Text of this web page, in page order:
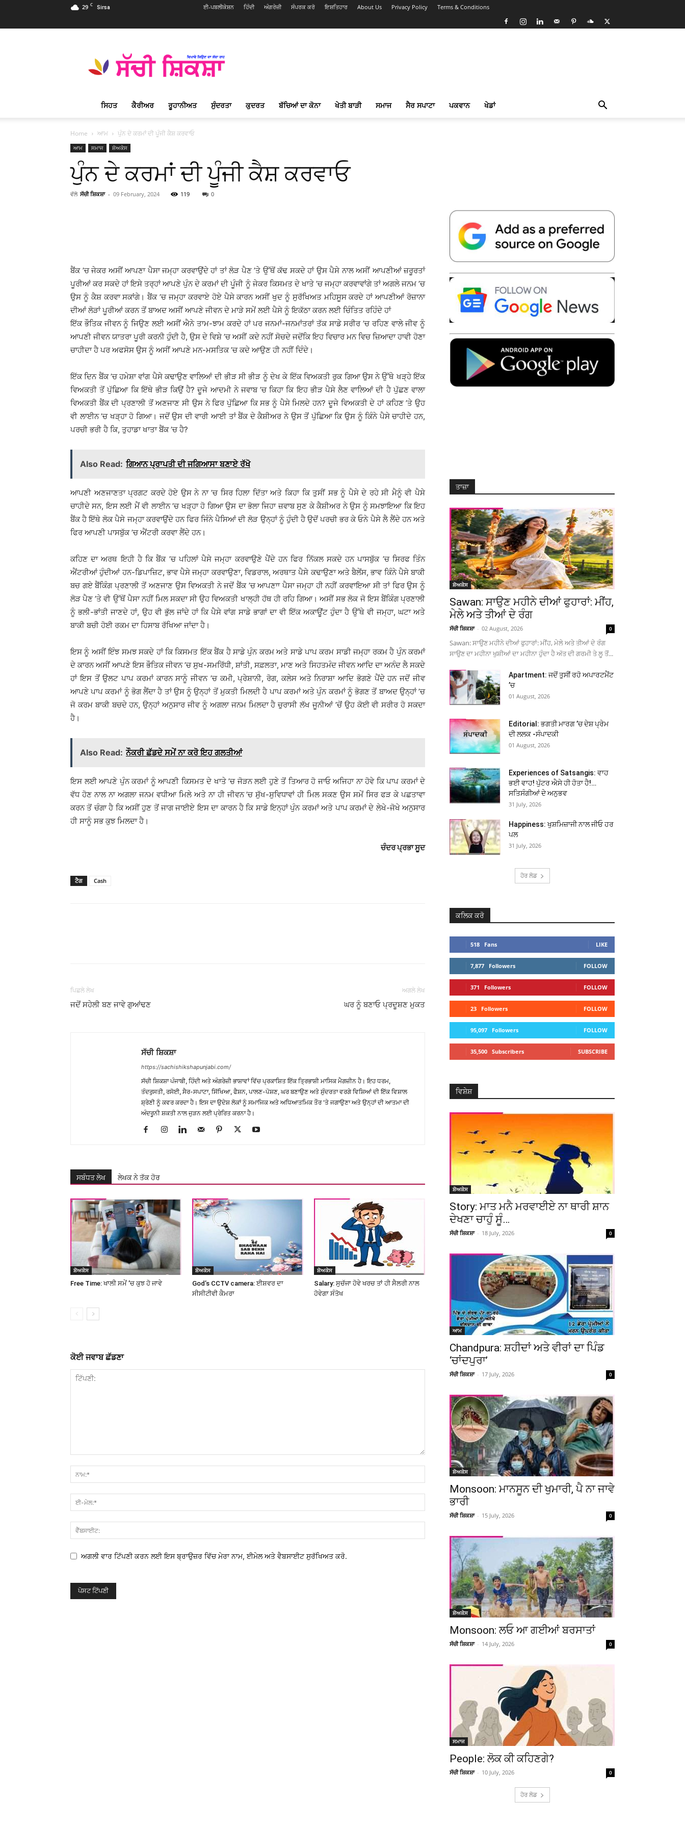
29 C Sirsa ਈ-ਪਬਲੀਕੇਸ਼ਨ ਹਿੰਦੀ ਅੰਗਰੇਜ਼ੀ ਸੰਪਰਕ ਕਰੋ ਇਸ਼ਤਿਹਾਰ About Us Privacy Policy Terms & Conditions
Shiksha
Punjabi
ਸ਼ਿਕਸ਼ਾ
ਪ੍ਰਸਿੱਧ
ਮੈਗਜ਼ੀਨ
ਸਿਹਤ ਕੈਰੀਅਰ ਰੂਹਾਨੀਅਤ ਸੁੰਦਰਤਾ ਕੁਦਰਤ ਬੱਚਿਆਂ ਦਾ ਕੋਨਾ ਖੇਤੀ ਬਾੜੀ ਸਮਾਜ ਸੈਰ ਸਪਾਟਾ ਪਕਵਾਨ ਖੇਡਾਂ
Home ਆਮ ਪੁੰਨ ਦੇ ਕਰਮਾਂ ਦੀ ਪੂੰਜੀ ਕੈਸ਼ ਕਰਵਾਓ
ਆਮ ਸਮਾਜ ਸ਼ੋਅਕੇਸ
ਪੁੰਨ ਦੇ ਕਰਮਾਂ ਦੀ ਪੂੰਜੀ ਕੈਸ਼ ਕਰਵਾਓ
ਵੱਲੋ ਸੱਚੀ ਸ਼ਿਕਸ਼ਾ - 09 February, 2024 119 0
Telegram Copy URL
ਬੈਂਕ ’ਚ ਜੇਕਰ ਅਸੀਂ ਆਪਣਾ ਪੈਸਾ ਜਮ੍ਹਾ ਕਰਵਾਉਂਦੇ ਹਾਂ ਤਾਂ ਲੋੜ ਪੈਣ ’ਤੇ ਉੱਥੋਂ ਕੱਢ ਸਕਦੇ ਹਾਂ ਉਸ ਪੈਸੇ ਨਾਲ ਅਸੀਂ ਆਪਣੀਆਂ ਜ਼ਰੂਰਤਾਂ
ਪੂਰੀਆਂ ਕਰ ਸਕਦੇ ਹਾਂ ਇਸੇ ਤਰ੍ਹਾਂ ਆਪਣੇ ਪੁੰਨ ਦੇ ਕਰਮਾਂ ਦੀ ਪੂੰਜੀ ਨੂੰ ਜੇਕਰ ਕਿਸਮਤ ਦੇ ਖਾਤੇ ’ਚ ਜਮ੍ਹਾ ਕਰਵਾਵਾਂਗੇ ਤਾਂ ਅਗਲੇ ਜਨਮ ’ਚ
ਉਸ ਨੂੰ ਕੈਸ਼ ਕਰਵਾ ਸਕਾਂਗੇ। ਬੈਂਕ ’ਚ ਜਮ੍ਹਾ ਕਰਵਾਏ ਹੋਏ ਪੈਸੇ ਕਾਰਨ ਅਸੀਂ ਖੁਦ ਨੂੰ ਸੁਰੱਖਿਅਤ ਮਹਿਸੂਸ ਕਰਦੇ ਹਾਂ ਆਪਣੀਆਂ ਰੋਜ਼ਾਨਾ
ਦੀਆਂ ਲੋੜਾਂ ਪੂਰੀਆਂ ਕਰਨ ਤੋਂ ਬਾਅਦ ਅਸੀਂ ਆਪਣੇ ਜੀਵਨ ਦੇ ਮਾੜੇ ਸਮੇਂ ਲਈ ਪੈਸੇ ਨੂੰ ਇਕੱਠਾ ਕਰਨ ਲਈ ਚਿੰਤਿਤ ਰਹਿੰਦੇ ਹਾਂ
ਇੱਕ ਭੌਤਿਕ ਜੀਵਨ ਨੂੰ ਜਿਉਣ ਲਈ ਅਸੀਂ ਐਨੇ ਤਾਮ-ਝਾਮ ਕਰਦੇ ਹਾਂ ਪਰ ਜਨਮਾਂ-ਜਨਮਾਂਤਰਾਂ ਤੱਕ ਸਾਡੇ ਸਰੀਰ ’ਚ ਰਹਿਣ ਵਾਲੇ ਜੀਵ ਨੂੰ
ਆਪਣੀ ਜੀਵਨ ਯਾਤਰਾ ਪੂਰੀ ਕਰਨੀ ਹੁੰਦੀ ਹੈ, ਉਸ ਦੇ ਵਿਸ਼ੇ ’ਚ ਅਸੀਂ ਕਦੇ ਨਹੀਂ ਸੋਚਦੇ ਜਦੋਂਕਿ ਇਹ ਵਿਚਾਰ ਮਨ ਵਿਚ ਜ਼ਿਆਦਾ ਹਾਵੀ ਹੋਣਾ
ਚਾਹੀਦਾ ਹੈ ਪਰ ਅਫਸੋਸ ਉਸ ਨੂੰ ਅਸੀਂ ਆਪਣੇ ਮਨ-ਮਸਤਿਕ ’ਚ ਕਦੇ ਆਉਣ ਹੀ ਨਹੀਂ ਦਿੰਦੇ।
ਇੱਕ ਦਿਨ ਬੈਂਕ ’ਚ ਹਮੇਸ਼ਾ ਵਾਂਗ ਪੈਸੇ ਕਢਾਉਣ ਵਾਲਿਆਂ ਦੀ ਭੀੜ ਸੀ ਭੀੜ ਨੂੰ ਦੇਖ ਕੇ ਇੱਕ ਵਿਅਕਤੀ ਰੁਕ ਗਿਆ ਉਸ ਨੇ ਉੱਥੇ ਖੜ੍ਹੇ ਇੱਕ
ਵਿਅਕਤੀ ਤੋਂ ਪੁੱਛਿਆ ਕਿ ਇੱਥੇ ਭੀੜ ਕਿਉਂ ਹੈ? ਦੂਜੇ ਆਦਮੀ ਨੇ ਜਵਾਬ ’ਚ ਕਿਹਾ ਕਿ ਇਹ ਭੀੜ ਪੈਸੇ ਲੈਣ ਵਾਲਿਆਂ ਦੀ ਹੈ ਪੁੱਛਣ ਵਾਲਾ
ਵਿਅਕਤੀ ਬੈਂਕ ਦੀ ਪ੍ਰਣਾਲੀ ਤੋਂ ਅਣਜਾਣ ਸੀ ਉਸ ਨੇ ਫਿਰ ਪੁੱਛਿਆ ਕਿ ਸਭ ਨੂੰ ਪੈਸੇ ਮਿਲਦੇ ਹਨ? ਦੂਜੇ ਵਿਅਕਤੀ ਦੇ ਹਾਂ ਕਹਿਣ ’ਤੇ ਉਹ
ਵੀ ਲਾਈਨ ’ਚ ਖੜ੍ਹਾ ਹੋ ਗਿਆ। ਜਦੋਂ ਉਸ ਦੀ ਵਾਰੀ ਆਈ ਤਾਂ ਬੈਂਕ ਦੇ ਕੈਸ਼ੀਅਰ ਨੇ ਉਸ ਤੋਂ ਪੁੱਛਿਆ ਕਿ ਉਸ ਨੂੰ ਕਿੰਨੇ ਪੈਸੇ ਚਾਹੀਦੇ ਹਨ,
ਪਰਚੀ ਭਰੀ ਹੈ ਕਿ, ਤੁਹਾਡਾ ਖਾਤਾ ਬੈਂਕ ’ਚ ਹੈ?
Also Read: ਗਿਆਨ ਪ੍ਰਾਪਤੀ ਦੀ ਜਗਿਆਸਾ ਬਣਾਏ ਰੱਖੋ
ਆਪਣੀ ਅਣਜਾਣਤਾ ਪ੍ਰਗਟ ਕਰਦੇ ਹੋਏ ਉਸ ਨੇ ਨਾ ’ਚ ਸਿਰ ਹਿਲਾ ਦਿੱਤਾ ਅਤੇ ਕਿਹਾ ਕਿ ਤੁਸੀਂ ਸਭ ਨੂੰ ਪੈਸੇ ਦੇ ਰਹੇ ਸੀ ਮੈਨੂੰ ਵੀ ਪੈਸੇ
ਚਾਹੀਦੇ ਸਨ, ਇਸ ਲਈ ਮੈਂ ਵੀ ਲਾਈਨ ’ਚ ਖੜ੍ਹਾ ਹੋ ਗਿਆ ਉਸ ਦਾ ਭੋਲਾ ਜਿਹਾ ਜ਼ਵਾਬ ਸੁਣ ਕੇ ਕੈਸ਼ੀਅਰ ਨੇ ਉਸ ਨੂੰ ਸਮਝਾਇਆ ਕਿ ਇਹ
ਬੈਂਕ ਹੈ ਇੱਥੇ ਲੋਕ ਪੈਸੇ ਜਮ੍ਹਾ ਕਰਵਾਉਂਦੇ ਹਨ ਫਿਰ ਜਿੰਨੇ ਪੈਸਿਆਂ ਦੀ ਲੋੜ ਉਨ੍ਹਾਂ ਨੂੰ ਹੁੰਦੀ ਹੈ ਉਦੋਂ ਪਰਚੀ ਭਰ ਕੇ ਓਨੇ ਪੈਸੇ ਲੈ ਲੈਂਦੇ ਹਨ ਅਤੇ
ਫਿਰ ਆਪਣੀ ਪਾਸਬੁੱਕ ’ਚ ਐਂਟਰੀ ਕਰਵਾ ਲੈਂਦੇ ਹਨ।
ਕਹਿਣ ਦਾ ਅਰਥ ਇਹੀ ਹੈ ਕਿ ਬੈਂਕ ’ਚ ਪਹਿਲਾਂ ਪੈਸੇ ਜਮ੍ਹਾ ਕਰਵਾਉਣੇ ਪੈਂਦੇ ਹਨ ਫਿਰ ਨਿੱਕਲ ਸਕਦੇ ਹਨ ਪਾਸਬੁੱਕ ’ਚ ਸਿਰਫ ਤਿੰਨ
ਐਂਟਰੀਆਂ ਹੁੰਦੀਆਂ ਹਨ-ਡਿਪਾਜ਼ਿਟ, ਭਾਵ ਪੈਸੇ ਜਮ੍ਹਾ ਕਰਵਾਉਣਾ, ਵਿਡਰਾਲ, ਅਰਥਾਤ ਪੈਸੇ ਕਢਾਉਣਾ ਅਤੇ ਬੈਲੇਂਸ, ਭਾਵ ਕਿੰਨੇ ਪੈਸੇ ਬਾਕੀ
ਬਚ ਗਏ ਬੈਂਕਿੰਗ ਪ੍ਰਣਾਲੀ ਤੋਂ ਅਣਜਾਣ ਉਸ ਵਿਅਕਤੀ ਨੇ ਜਦੋਂ ਬੈਂਕ ’ਚ ਆਪਣਾਾ ਪੈਸਾ ਜਮ੍ਹਾ ਹੀ ਨਹੀਂ ਕਰਵਾਇਆ ਸੀ ਤਾਂ ਫਿਰ ਉਸ ਨੂੰ
ਲੋੜ ਪੈਣ ’ਤੇ ਵੀ ਉੱਥੋਂ ਪੈਸਾ ਨਹੀਂ ਮਿਲ ਸਕਦਾ ਸੀ ਉਹ ਵਿਅਕਤੀ ਖਾਲ੍ਹੀ ਹੱਥ ਹੀ ਰਹਿ ਗਿਆ। ਅਸੀਂ ਸਭ ਲੋਕ ਜੋ ਇਸ ਬੈਂਕਿੰਗ ਪ੍ਰਣਾਲੀ
ਨੂੰ ਭਲੀ-ਭਾਂਤੀ ਜਾਣਦੇ ਹਾਂ, ਉਹ ਵੀ ਭੁੱਲ ਜਾਂਦੇ ਹਾਂ ਕਿ ਪੈਸੇ ਵਾਂਗ ਸਾਡੇ ਭਾਗਾਂ ਦਾ ਵੀ ਇੱਕ ਅਕਾਊਂਟ ਹੁੰਦਾ ਹੈ ਉੱਥੇ ਵੀ ਜਮ੍ਹਾ, ਘਟਾ ਅਤੇ
ਬਾਕੀ ਬਚੀ ਹੋਈ ਰਕਮ ਦਾ ਹਿਸਾਬ ਰੱਖਿਆ ਜਾਂਦਾ ਹੈ।
ਇਸ ਨੂੰ ਅਸੀਂ ਇੰਝ ਸਮਝ ਸਕਦੇ ਹਾਂ ਕਿ ਕਿਸਮਤ ਇੱਕ ਬੈਂਕ ਹੈ ਸਾਡੇ ਪੁੰਨ ਕਰਮ ਅਤੇ ਸਾਡੇ ਪਾਪ ਕਰਮ ਸਾਡੀ ਜਮ੍ਹਾ ਰਕਮ ਹੈ ਪੁੰਨ ਕਰਮਾਂ
ਦੇ ਕਾਰਨ ਅਸੀਂ ਆਪਣੇ ਇਸ ਭੌਤਿਕ ਜੀਵਨ ’ਚ ਸੁਖ-ਸਮਰਿੱਧੀ, ਸ਼ਾਂਤੀ, ਸਫ਼ਲਤਾ, ਮਾਣ ਅਤੇ ਸਿਹਤਮੰਦ ਜੀਵਨ ਆਦਿ ਦਾ ਅਨੰਦ ਲੈ ਸਕਦੇ
ਹਾਂ ਇਸ ਤੋਂ ਉਲਟ ਪਾਪ ਕਰਮਾਂ ਕਾਰਨ ਸਾਨੂੰ ਜੀਵਨ ’ਚ ਕਮੀ, ਪ੍ਰੇਸ਼ਾਨੀ, ਰੋਗ, ਕਲੇਸ ਅਤੇ ਨਿਰਾਸ਼ਾ ਆਦਿ ਭੋਗਣੇ ਪੈਂਦੇ ਹਨ ਜਦੋਂ ਜੀਵ
ਆਪਣੇ ਪਾਪ ਕਰਮਾਂ ਨੂੰ ਭੋਗ ਲੈਂਦਾ ਹੈ ਤਾਂ ਉਸ ਨੂੰ ਉਨ੍ਹਾਂ ਤੋਂ ਮੁਕਤੀ ਮਿਲਦੀ ਹੈ ਪਾਪ ਕਰਮਾਂ ਅਤੇ ਪੁੰਨ ਕਰਮਾਂ ਨੂੰ ਭੋਗਣ ਤੋਂ ਬਾਅਦ ਉਨ੍ਹਾਂ ’ਚ
ਜੋ ਕਰਮ ਬਾਕੀ ਬਚਦੇ ਹਨ, ਉਨ੍ਹਾਂ ਅਨੁਸਾਰ ਜੀਵ ਨੂੰ ਅਗਲਾ ਜਨਮ ਮਿਲਦਾ ਹੈ ਚੁਰਾਸੀ ਲੱਖ ਜੂਨੀਆਂ ’ਚੋਂ ਉਹ ਕੋਈ ਵੀ ਸਰੀਰ ਹੋ ਸਕਦਾ
ਹੈ।
Also Read: ਨੌਕਰੀ ਛੱਡਦੇ ਸਮੇਂ ਨਾ ਕਰੋ ਇਹ ਗਲਤੀਆਂ
ਇਸ ਲਈ ਆਪਣੇ ਪੁੰਨ ਕਰਮਾਂ ਨੂੰ ਆਪਣੀ ਕਿਸਮਤ ਦੇ ਖਾਤੇ ’ਚ ਜੋੜਨ ਲਈ ਹੁਣੇ ਤੋਂ ਤਿਆਰ ਹੋ ਜਾਓ ਅਜਿਹਾ ਨਾ ਹੋਵੇ ਕਿ ਪਾਪ ਕਰਮਾਂ ਦੇ
ਵੱਧ ਹੋਣ ਨਾਲ ਨਾ ਅਗਲਾ ਜਨਮ ਵਧੀਆ ਮਿਲੇ ਅਤੇ ਨਾ ਹੀ ਜੀਵਨ ’ਚ ਸੁੱਖ-ਸੁਵਿਧਾਵਾਂ ਹੀ ਮਿਲ ਸਕਣ ਉਸ ਸਮੇਂ ਸਿਰ ਫੜ ਕੇ ਪਛਤਾਵਾ
ਕਰਨ ਤੋਂ ਚੰਗਾ ਹੈ ਕਿ ਅਸੀਂ ਹੁਣ ਤੋਂ ਜਾਗ ਜਾਈਏ ਇਸ ਦਾ ਕਾਰਨ ਹੈ ਕਿ ਸਾਡੇ ਇਨ੍ਹਾਂ ਪੁੰਨ ਕਰਮਾਂ ਅਤੇ ਪਾਪ ਕਰਮਾਂ ਦੇ ਲੇਖੇ-ਜੋਖੇ ਅਨੁਸਾਰ
ਹੀ ਸਾਨੂੰ ਸਭ ਕੁਝ ਮਿਲਦਾ ਹੈ।
ਚੰਦਰ ਪ੍ਰਭਾ ਸੂਦ
ਟੈਗ Cash
Telegram
ਪਿਛਲੇ ਲੇਖ
ਜਦੋਂ ਸਹੇਲੀ ਬਣ ਜਾਵੇ ਗੁਆਂਢਣ
ਅਗਲੇ ਲੇਖ
ਘਰ ਨੂੰ ਬਣਾਓ ਪ੍ਰਦੂਸ਼ਣ ਮੁਕਤ
ਸੱਚੀ ਸ਼ਿਕਸ਼ਾ
https://sachishikshapunjabi.com/
ਸੱਚੀ ਸ਼ਿਕਸ਼ਾ ਪੰਜਾਬੀ, ਹਿੰਦੀ ਅਤੇ ਅੰਗਰੇਜ਼ੀ ਭਾਸ਼ਾਵਾਂ ਵਿੱਚ ਪ੍ਰਕਾਸ਼ਿਤ ਇੱਕ ਤ੍ਰਿਭਾਸ਼ੀ ਮਾਸਿਕ ਮੈਗਜ਼ੀਨ ਹੈ। ਇਹ ਧਰਮ,
ਤੰਦਰੁਸਤੀ, ਰਸੋਈ, ਸੈਰ-ਸਪਾਟਾ, ਸਿੱਖਿਆ, ਫੈਸ਼ਨ, ਪਾਲਣ-ਪੋਸ਼ਣ, ਘਰ ਬਣਾਉਣ ਅਤੇ ਸੁੰਦਰਤਾ ਵਰਗੇ ਵਿਸ਼ਿਆਂ ਦੀ ਇੱਕ ਵਿਸ਼ਾਲ
ਸ਼੍ਰੇਣੀ ਨੂੰ ਕਵਰ ਕਰਦਾ ਹੈ। ਇਸ ਦਾ ਉਦੇਸ਼ ਲੋਕਾਂ ਨੂੰ ਸਮਾਜਿਕ ਅਤੇ ਅਧਿਆਤਮਿਕ ਤੌਰ 'ਤੇ ਜਗਾਉਣਾ ਅਤੇ ਉਨ੍ਹਾਂ ਦੀ ਆਤਮਾ ਦੀ
ਅੰਦਰੂਨੀ ਸ਼ਕਤੀ ਨਾਲ ਜੁੜਨ ਲਈ ਪ੍ਰੇਰਿਤ ਕਰਨਾ ਹੈ।
ਸਬੰਧਤ ਲੇਖ ਲੇਖਕ ਨੇ ਤੱਕ ਹੋਰ
ਸ਼ੋਅਕੇਸ
Free Time: ਖਾਲੀ ਸਮੇਂ ’ਚ ਕੁਝ ਹੋ ਜਾਵੇ
ਸ਼ੋਅਕੇਸ
God’s CCTV camera: ਈਸ਼ਵਰ ਦਾ
ਸੀਸੀਟੀਵੀ ਕੈਮਰਾ
ਸ਼ੋਅਕੇਸ
Salary: ਸੁਚੱਜਾ ਹੋਵੇ ਖਰਚ ਤਾਂ ਹੀ ਸੈਲਰੀ ਨਾਲ
ਹੋਵੇਗਾ ਸੰਤੋਖ
ਕੋਈ ਜਵਾਬ ਛੱਡਣਾ
ਅਗਲੀ ਵਾਰ ਟਿੱਪਣੀ ਕਰਨ ਲਈ ਇਸ ਬ੍ਰਾਉਜ਼ਰ ਵਿੱਚ ਮੇਰਾ ਨਾਮ, ਈਮੇਲ ਅਤੇ ਵੈਬਸਾਈਟ ਸੁਰੱਖਿਅਤ ਕਰੋ.
ਤਾਜ਼ਾ
ਸ਼ੋਅਕੇਸ
Sawan: ਸਾਉਣ ਮਹੀਨੇ ਦੀਆਂ ਫੁਹਾਰਾਂ: ਮੀਂਹ,
ਮੇਲੇ ਅਤੇ ਤੀਆਂ ਦੇ ਰੰਗ
ਸੱਚੀ ਸ਼ਿਕਸ਼ਾ - 02 August, 2026 0
Sawan: ਸਾਉਣ ਮਹੀਨੇ ਦੀਆਂ ਫੁਹਾਰਾਂ: ਮੀਂਹ, ਮੇਲੇ ਅਤੇ ਤੀਆਂ ਦੇ ਰੰਗ
ਸਾਉਣ ਦਾ ਮਹੀਨਾ ਖੁਸ਼ੀਆਂ ਦਾ ਮਹੀਨਾ ਹੁੰਦਾ ਹੈ ਅੱਤ ਦੀ ਗਰਮੀ ਤੇ ਲੂ ਤੋਂ...
Apartment: ਜਦੋਂ ਤੁਸੀਂ ਰਹੋ ਅਪਾਰਟਮੈਂਟ
’ਚ
01 August, 2026
Editorial: ਭਗਤੀ ਮਾਰਗ ’ਚ ਦੇਸ਼ ਪ੍ਰੇਮ
ਦੀ ਲਲਕ -ਸੰਪਾਦਕੀ
01 August, 2026
Experiences of Satsangis: ਵਾਹ
ਭਈ ਵਾਹ! ਪੁੱਟਰ ਐਸੇ ਹੀ ਹੋਤਾ ਹੈ!…
ਸਤਿਸੰਗੀਆਂ ਦੇ ਅਨੁਭਵ
31 July, 2026
Happiness: ਖੁਸ਼ਮਿਜ਼ਾਜੀ ਨਾਲ ਜੀਓ ਹਰ
ਪਲ
31 July, 2026
ਹੋਰ ਲੋਡ
ਕਲਿਕ ਕਰੋ
518 Fans LIKE
7,877 Followers FOLLOW
371 Followers FOLLOW
23 Followers FOLLOW
95,097 Followers FOLLOW
35,500 Subscribers SUBSCRIBE
ਵਿਸ਼ੇਸ਼
ਸ਼ੋਅਕੇਸ
Story: ਮਾਤ ਮਨੈ ਮਰਵਾਈਏ ਨਾ ਥਾਰੀ ਸ਼ਾਨ
ਦੇਖਣਾ ਚਾਹੁੰ ਸੂੰ…
ਸੱਚੀ ਸ਼ਿਕਸ਼ਾ - 18 July, 2026 0
ਆਮ
Chandpura: ਸ਼ਹੀਦਾਂ ਅਤੇ ਵੀਰਾਂ ਦਾ ਪਿੰਡ
‘ਚਾਂਦਪੁਰਾ’
ਸੱਚੀ ਸ਼ਿਕਸ਼ਾ - 17 July, 2026 0
ਸ਼ੋਅਕੇਸ
Monsoon: ਮਾਨਸੂਨ ਦੀ ਖੁਮਾਰੀ, ਪੈ ਨਾ ਜਾਵੇ
ਭਾਰੀ
ਸੱਚੀ ਸ਼ਿਕਸ਼ਾ - 15 July, 2026 0
ਸ਼ੋਅਕੇਸ
Monsoon: ਲਓ ਆ ਗਈਆਂ ਬਰਸਾਤਾਂ
ਸੱਚੀ ਸ਼ਿਕਸ਼ਾ - 14 July, 2026 0
ਸਮਾਜ
People: ਲੋਕ ਕੀ ਕਹਿਣਗੇ?
ਸੱਚੀ ਸ਼ਿਕਸ਼ਾ - 10 July, 2026 0
ਹੋਰ ਲੋਡ